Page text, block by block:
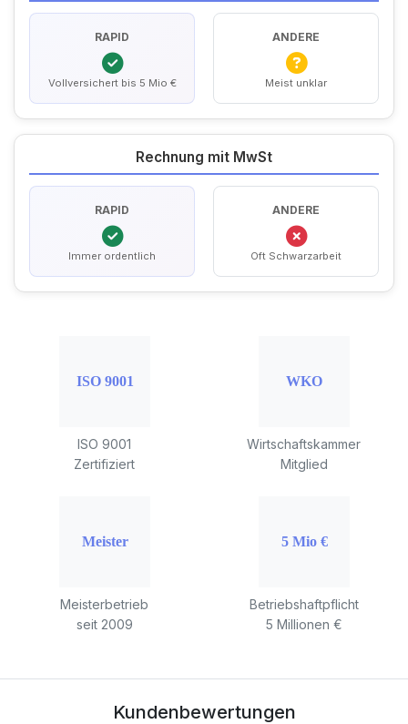
RAPID
Vollversichert bis 5 Mio €
ANDERE
Meist unklar
Rechnung mit MwSt
RAPID
Immer ordentlich
ANDERE
Oft Schwarzarbeit
ISO 9001
Zertifiziert
Wirtschaftskammer
Mitglied
Meisterbetrieb
seit 2009
Betriebshaftpflicht
5 Millionen €
Kundenbewertungen